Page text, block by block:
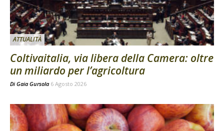
ATTUALITÀ
Coltivaitalia, via libera della Camera: oltre
un miliardo per l’agricoltura
Di Gaia Gursola 6 Agosto 2026